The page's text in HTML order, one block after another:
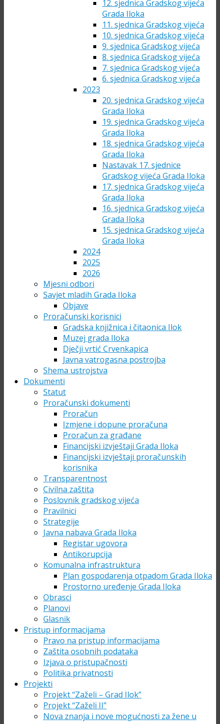
12. sjednica Gradskog vijeća
Grada Iloka
11. sjednica Gradskog vijeća
10. sjednica Gradskog vijeća
9. sjednica Gradskog vijeća
8. sjednica Gradskog vijeća
7. sjednica Gradskog vijeća
6. sjednica Gradskog vijeća
2023
20. sjednica Gradskog vijeća
Grada Iloka
19. sjednica Gradskog vijeća
Grada Iloka
18. sjednica Gradskog vijeća
Grada Iloka
Nastavak 17. sjednice
Gradskog vijeća Grada Iloka
17. sjednica Gradskog vijeća
Grada Iloka
16. sjednica Gradskog vijeća
Grada Iloka
15. sjednica Gradskog vijeća
Grada Iloka
2024
2025
2026
Mjesni odbori
Savjet mladih Grada Iloka
Objave
Proračunski korisnici
Gradska knjižnica i čitaonica Ilok
Muzej grada Iloka
Dječji vrtić Crvenkapica
Javna vatrogasna postrojba
Shema ustrojstva
Dokumenti
Statut
Proračunski dokumenti
Proračun
Izmjene i dopune proračuna
Proračun za građane
Financijski izvještaji Grada Iloka
Financijski izvještaji proračunskih
korisnika
Transparentnost
Civilna zaštita
Poslovnik gradskog vijeća
Pravilnici
Strategije
Javna nabava Grada Iloka
Registar ugovora
Antikorupcija
Komunalna infrastruktura
Plan gospodarenja otpadom Grada Iloka
Prostorno uređenje Grada Iloka
Obrasci
Planovi
Glasnik
Pristup informacijama
Pravo na pristup informacijama
Zaštita osobnih podataka
Izjava o pristupačnosti
Politika privatnosti
Projekti
Projekt “Zaželi – Grad Ilok”
Projekt “Zaželi II”
Nova znanja i nove mogućnosti za žene u